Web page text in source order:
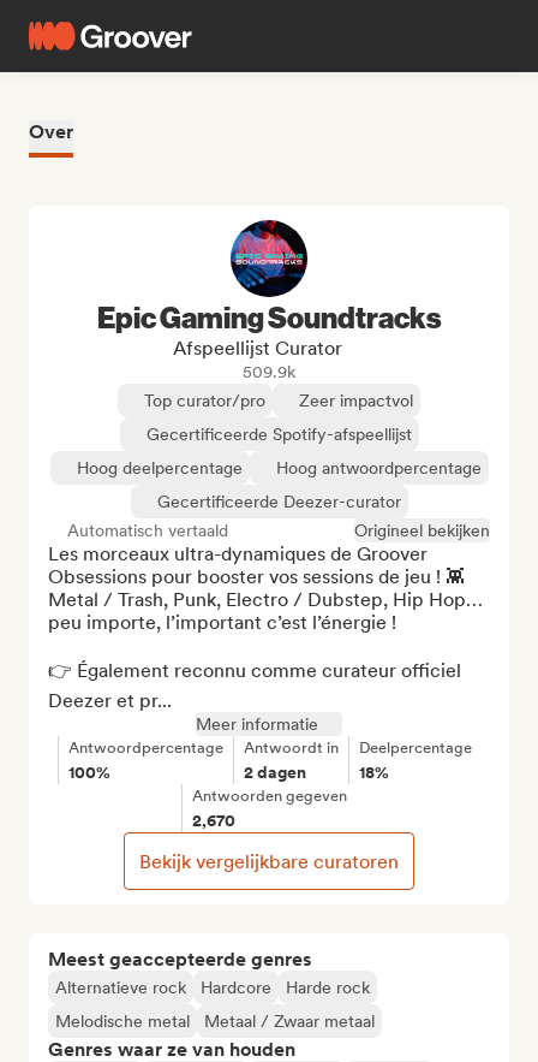
Over
Meest geaccepteerde genres
Alternatieve rock Hardcore
Harde rock
Melodische metal
Metaal / Zwaar metaal
Genres waar ze van houden
Epic Gaming Soundtracks
Afspeellijst Curator
509.9k
Top curator/pro
Zeer impactvol
Gecertificeerde Spotify-afspeellijst
Hoog deelpercentage
Hoog antwoordpercentage
Gecertificeerde Deezer-curator
Automatisch vertaald
Origineel bekijken
Les morceaux ultra-dynamiques de Groover
Obsessions pour booster vos sessions de jeu ! 👾
Metal / Trash, Punk, Electro / Dubstep, Hip Hop…
peu importe, l’important c’est l’énergie !
👉 Également reconnu comme curateur officiel
Deezer et pr...
Meer informatie
Antwoordpercentage
100%
Antwoordt in
2 dagen
Deelpercentage
18%
Antwoorden gegeven
2,670
Bekijk vergelijkbare curatoren